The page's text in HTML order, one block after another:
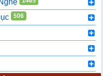
506